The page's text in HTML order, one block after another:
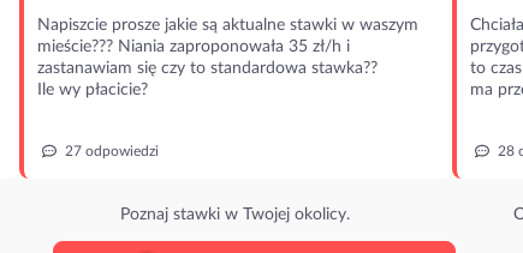
Napiszcie prosze jakie są aktualne stawki w waszym
mieście??? Niania zaproponowała 35 zł/h i
zastanawiam się czy to standardowa stawka??
Ile wy płacicie?
27 odpowiedzi
Poznaj stawki w Twojej okolicy.
to
ma
28